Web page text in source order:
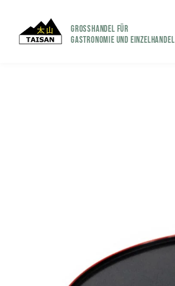
GROSSHANDEL FÜR
GASTRONOMIE UND EINZELHANDEL